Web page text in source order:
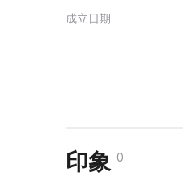
成立日期
印象 0